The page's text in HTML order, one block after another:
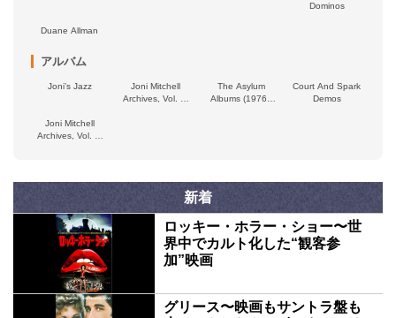
Dominos
Duane Allman
アルバム
Joni’s Jazz
Joni Mitchell
Archives, Vol. 4:
The Asylum
Albums (1976–
Court And Spark
Demos
Joni Mitchell
Archives, Vol. 3:
新着
ロッキー・ホラー・ショー〜世
界中でカルト化した“観客参
加”映画
グリース〜映画もサントラ盤も